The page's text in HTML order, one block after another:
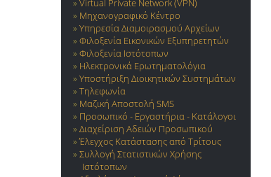
Virtual Private Network (VPN)
Μηχανογραφικό Κέντρο
Υπηρεσία Διαμοιρασμού Αρχείων
Φιλοξενία Εικονικών Εξυπηρετητών
Φιλοξενία Ιστότοπων
Ηλεκτρονικά Ερωτηματολόγια
Υποστήριξη Διοικητικών Συστημάτων
Τηλεφωνία
Μαζική Αποστολή SMS
Προσωπικό - Εργαστήρια - Κατάλογοι
Διαχείριση Αδειών Προσωπικού
Έλεγχος Κατάστασης από Τρίτους
Συλλογή Στατιστικών Χρήσης
Ιστότοπων